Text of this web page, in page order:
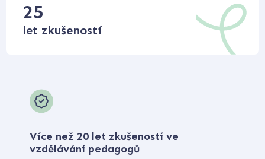
25
let zkušeností
Více než 20 let zkušeností ve
vzdělávání pedagogů